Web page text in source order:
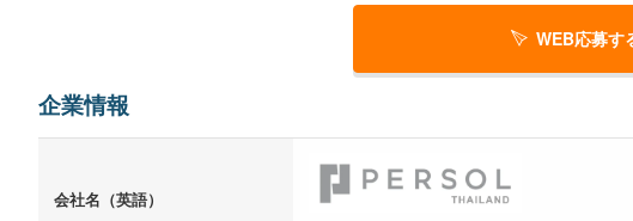
WEB応募す
企業情報
会社名（英語）